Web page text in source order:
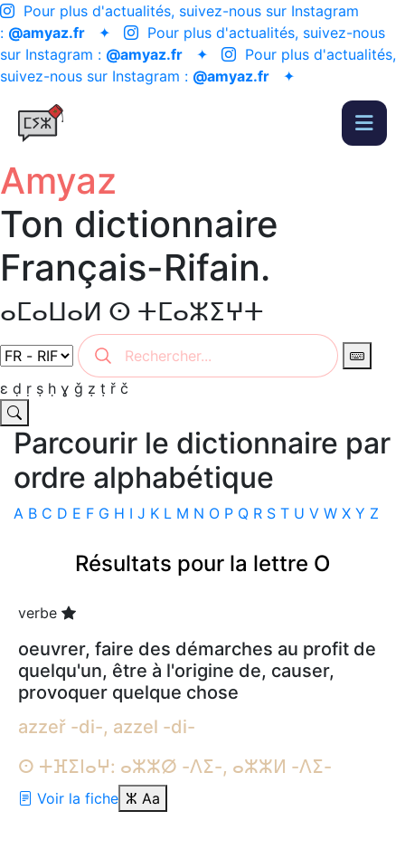
Pour plus d'actualités, suivez-nous sur Instagram
: @amyaz.fr ✦
Pour plus d'actualités, suivez-nous
sur Instagram : @amyaz.fr ✦
Pour plus d'actualités,
suivez-nous sur Instagram : @amyaz.fr ✦
Amyaz
Ton dictionnaire
Français-Rifain.
ⴰⵎⴰⵡⴰⵍ ⵙ ⵜⵎⴰⵣⵉⵖⵜ
ɛ ḍ ṛ ṣ ḥ ɣ ǧ ẓ ṭ ř č
Parcourir le dictionnaire par
ordre alphabétique
A B C D E F G H I J K L M N O P Q R S T U V W X Y Z
Résultats pour la lettre O
verbe
oeuvrer, faire des démarches au profit de
quelqu'un, être à l'origine de, causer,
provoquer quelque chose
azzeř -di-, azzel -di-
ⵙ ⵜⴼⵉⵏⴰⵖ: ⴰⵣⵣⵁ -ⴷⵉ-, ⴰⵣⵣⵍ -ⴷⵉ-
Voir la fiche ⵣ Aa